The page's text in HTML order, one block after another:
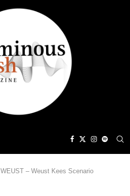
WEUST – Weust Kees Scenario